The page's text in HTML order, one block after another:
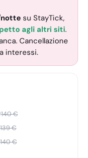
su StayTick,
agli altri siti.
Cancellazione
interessi.
140€
139€
140€